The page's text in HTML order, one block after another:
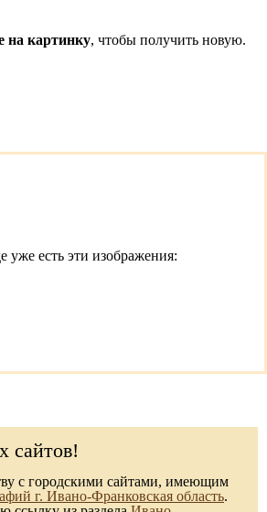
на картинку, чтобы получить новую.
уже есть эти изображения:
сайтов!
с городскими сайтами, имеющим
г. Ивано-Франковская область.